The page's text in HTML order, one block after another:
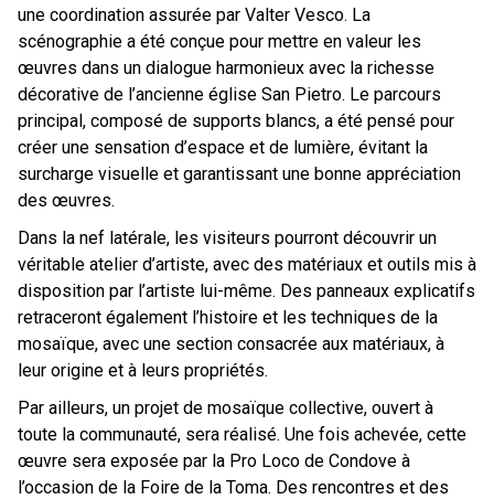
une coordination assurée par Valter Vesco. La
scénographie a été conçue pour mettre en valeur les
œuvres dans un dialogue harmonieux avec la richesse
décorative de l’ancienne église San Pietro. Le parcours
principal, composé de supports blancs, a été pensé pour
créer une sensation d’espace et de lumière, évitant la
surcharge visuelle et garantissant une bonne appréciation
des œuvres.
Dans la nef latérale, les visiteurs pourront découvrir un
véritable atelier d’artiste, avec des matériaux et outils mis à
disposition par l’artiste lui-même. Des panneaux explicatifs
retraceront également l’histoire et les techniques de la
mosaïque, avec une section consacrée aux matériaux, à
leur origine et à leurs propriétés.
Par ailleurs, un projet de mosaïque collective, ouvert à
toute la communauté, sera réalisé. Une fois achevée, cette
œuvre sera exposée par la Pro Loco de Condove à
l’occasion de la Foire de la Toma. Des rencontres et des